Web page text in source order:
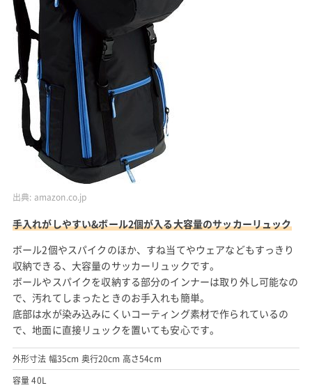
出典: amazon.co.jp
手入れがしやすい&ボール2個が入る大容量のサッカーリュック
ボール2個やスパイクのほか、すね当てやウェアなどもすっきり
収納できる、大容量のサッカーリュックです。
ボールやスパイクを収納する部分のインナーは取り外し可能なの
で、汚れてしまったときのお手入れも簡単。
底部は水が染み込みにくいコーティング素材で作られているの
で、地面に直接リュックを置いても安心です。
外形寸法 幅35cm 奥行20cm 高さ54cm
容量 40L